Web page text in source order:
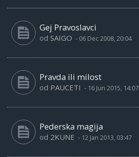
Gej Pravoslavci
od SAIGO - 06 Dec 2008, 20:04
Pravda ili milost
od PAUCETI - 16 Jun 2015, 14:07
Pederska magija
od 2KUNE - 12 Jan 2013, 03:47